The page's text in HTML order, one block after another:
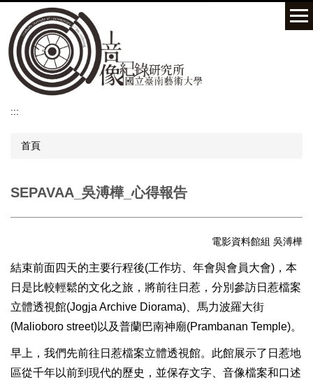
到
主
要
內
:::
首頁
SEPAVAA_吳溥樺_心得報告
電影資料館組 吳溥樺
結束前面四天的主要行程後(工作坊、年會與會員大會) ，本
日是比較輕鬆的文化之旅，將前往日惹，分別參訪日惹檔案
立體透視館(Jogja Archive Diorama)、馬力波羅大街
(Malioboro street)以及普蘭巴南神廟(Prambanan Temple)。
早上，我們先前往日惹檔案立體透視館。此館展示了日惹地
區從千年以前到現代的歷史，並保存文字、音像檔案和口述